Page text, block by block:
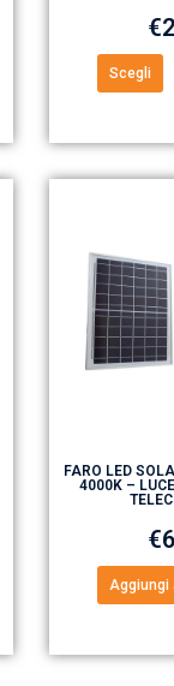
€
Scegli
FARO LED
4000K –
€
Aggiungi